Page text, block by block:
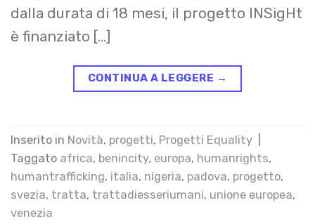
dalla durata di 18 mesi, il progetto INSigHt
è finanziato […]
CONTINUA A LEGGERE →
Inserito in Novità, progetti, Progetti Equality
Taggato africa, benincity, europa, humanrights,
humantrafficking, italia, nigeria, padova, progetto,
svezia, tratta, trattadiesseriumani, unione europea,
venezia